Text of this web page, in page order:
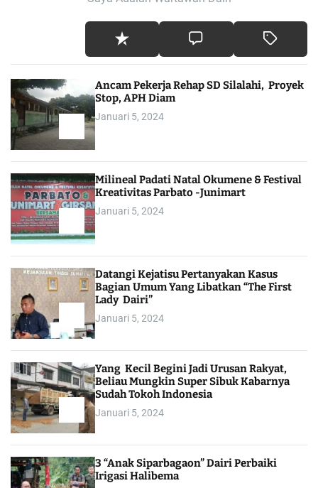
Ancam Pekerja Rehap SD Silalahi, Proyek
Stop, APH Diam
Januari 5, 2024
Milineal Padati Natal Okumene & Festival
Kreativitas Parbato -Junimart
Januari 5, 2024
Datangi Kejatisu Pertanyakan Kasus
Bagian Umum Yang Libatkan “The First
Lady Dairi”
Januari 5, 2024
Yang Kecil Begini Jadi Urusan Rakyat,
Beliau Mungkin Super Sibuk Kabarnya
Sudah Tokoh Indonesia
Januari 5, 2024
3 “Anak Siparbagaon” Dairi Perbaiki
Irigasi Halibema